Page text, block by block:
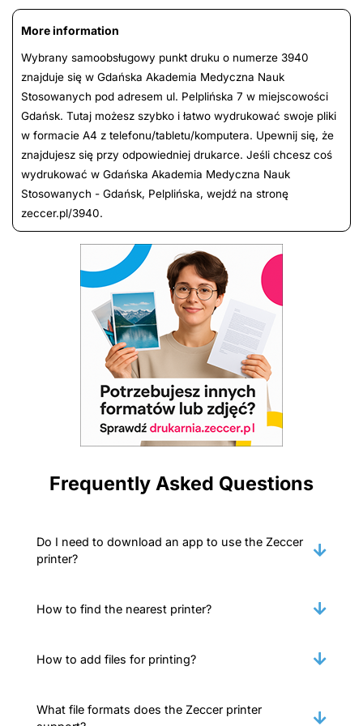
More information
Wybrany samoobsługowy punkt druku o numerze 3940
znajduje się w Gdańska Akademia Medyczna Nauk
Stosowanych pod adresem ul. Pelplińska 7 w miejscowości
Gdańsk. Tutaj możesz szybko i łatwo wydrukować swoje pliki
w formacie A4 z telefonu/tabletu/komputera. Upewnij się, że
znajdujesz się przy odpowiedniej drukarce. Jeśli chcesz coś
wydrukować w Gdańska Akademia Medyczna Nauk
Stosowanych - Gdańsk, Pelplińska, wejdź na stronę
zeccer.pl/3940.
Frequently Asked Questions
Do I need to download an app to use the Zeccer
printer?
How to find the nearest printer?
How to add files for printing?
What file formats does the Zeccer printer